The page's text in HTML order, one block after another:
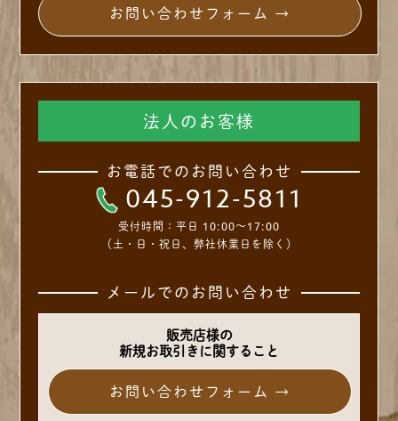
お問い合わせフォーム →
法人のお客様
お電話でのお問い合わせ
045-912-5811
受付時間： 平日 10:00～17:00
（土・日・祝日、弊社休業日を除く）
メールでのお問い合わせ
販売店様の
新規お取引きに関すること
お問い合わせフォーム →